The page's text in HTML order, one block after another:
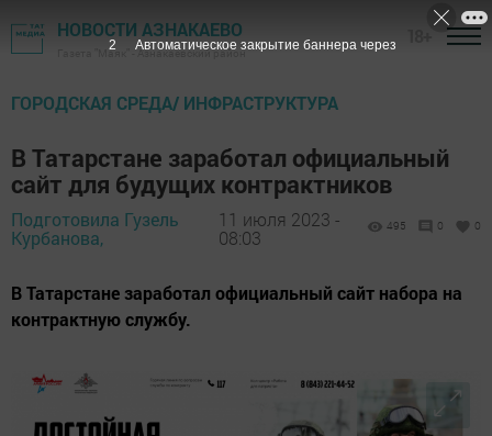
НОВОСТИ АЗНАКАЕВО
Газета "Маяк" - Азнакаевский район
ГОРОДСКАЯ СРЕДА/ ИНФРАСТРУКТУРА
В Татарстане заработал официальный
сайт для будущих контрактников
Подготовила Гузель
Курбанова,
11 июля 2023 -
08:03
495 0 0
В Татарстане заработал официальный сайт набора на
контрактную службу.
1 Автоматическое закрытие баннера через